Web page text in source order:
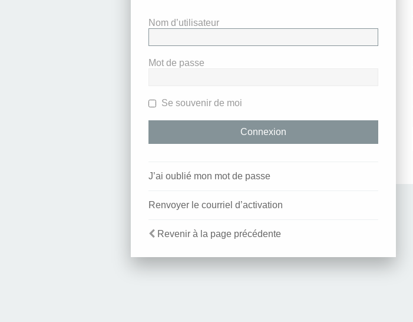
Nom d’utilisateur
Mot de passe
Se souvenir de moi
J’ai oublié mon mot de passe
Renvoyer le courriel d’activation
Revenir à la page précédente